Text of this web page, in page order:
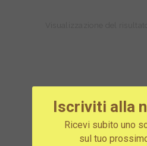
Iscriviti alla
Ricevi subito uno
sul tuo